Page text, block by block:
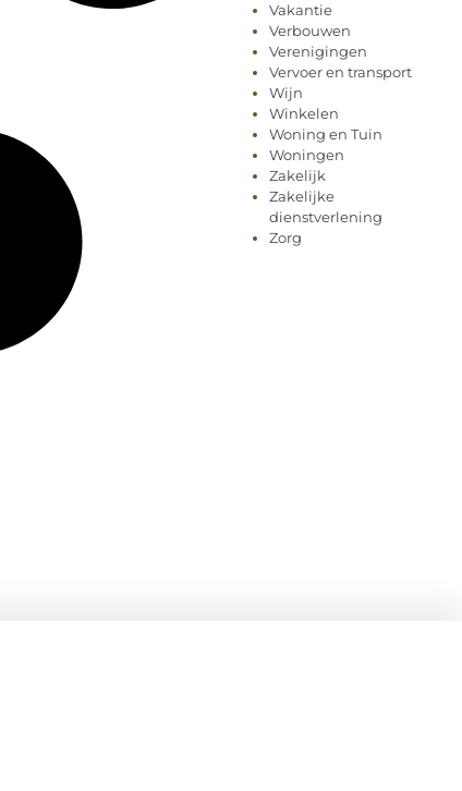
Vakantie
Verbouwen
Verenigingen
Vervoer en transport
Wijn
Winkelen
Woning en Tuin
Woningen
Zakelijk
Zakelijke
dienstverlening
Zorg